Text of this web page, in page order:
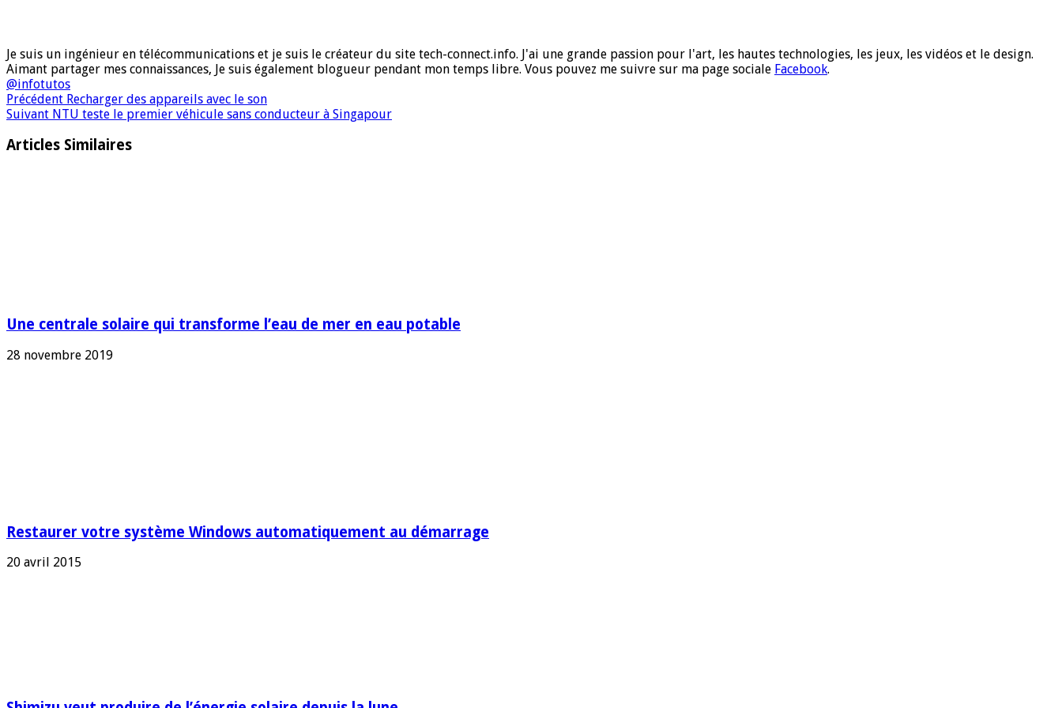
Je suis un ingénieur en télécommunications et je suis le créateur du site tech-connect.info. J'ai une grande passion pour l'art, les hautes technologies, les jeux, les vidéos et le design.
Aimant partager mes connaissances, Je suis également blogueur pendant mon temps libre. Vous pouvez me suivre sur ma page sociale Facebook.
@infotutos
Précédent Recharger des appareils avec le son
Suivant NTU teste le premier véhicule sans conducteur à Singapour
Articles Similaires
Une centrale solaire qui transforme l’eau de mer en eau potable
28 novembre 2019
Restaurer votre système Windows automatiquement au démarrage
20 avril 2015